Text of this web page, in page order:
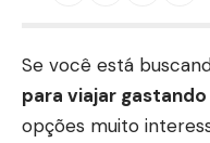
Se você está
para viajar
opções muito